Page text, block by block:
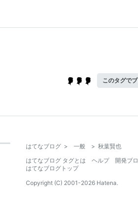
このタグで
はてなブログ > 一般 > 秋葉賢也
はてなブログ タグとは
ヘルプ
開発ブ
はてなブログトップ
Copyright (C) 2001-2026 Hatena.